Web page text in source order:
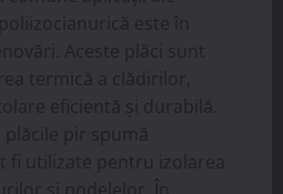
este în
Aceste plăci sunt
termică a clădirilor,
eficientă și durabilă.
pir spumă
fi utilizate pentru izolarea